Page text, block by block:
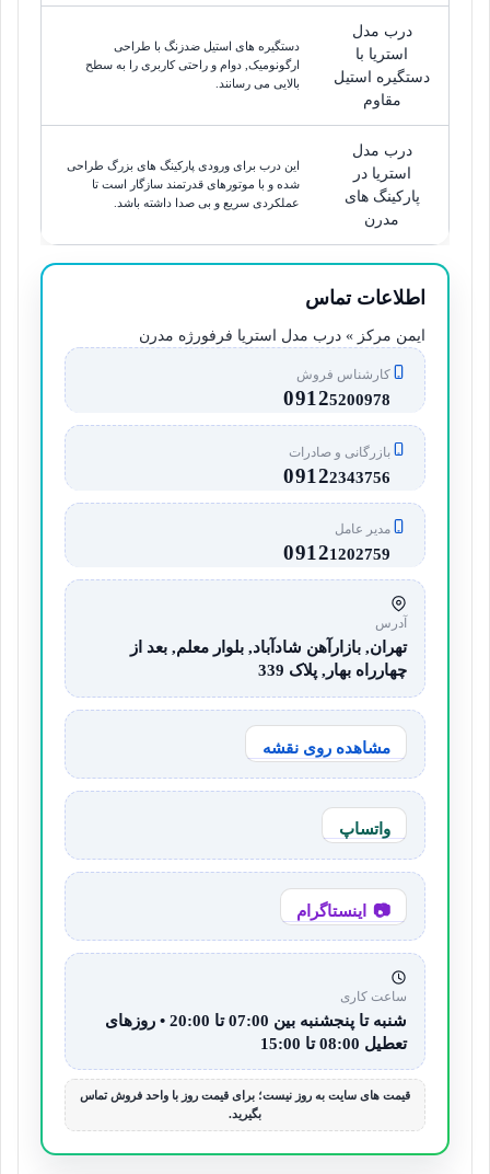
درب مدل
استریا با
دستگیره استیل
مقاوم
دستگیره های استیل ضدزنگ با طراحی
ارگونومیک, دوام و راحتی کاربری را به سطح
بالایی می رسانند.
درب مدل
استریا در
پارکینگ های
مدرن
این درب برای ورودی پارکینگ های بزرگ طراحی
شده و با موتورهای قدرتمند سازگار است تا
عملکردی سریع و بی صدا داشته باشد.
اطلاعات تماس
ایمن مرکز » درب مدل استریا فرفورژه مدرن
کارشناس فروش
09125200978
بازرگانی و صادرات
09122343756
مدیر عامل
09121202759
آدرس
تهران, بازارآهن شادآباد, بلوار معلم, بعد از
چهارراه بهار, پلاک 339
مشاهده روی نقشه
واتساپ
اینستاگرام
ساعت کاری
شنبه تا پنجشنبه بین 07:00 تا 20:00 • روزهای
تعطیل 08:00 تا 15:00
قیمت های سایت به روز نیست؛ برای قیمت روز با واحد فروش تماس
بگیرید.